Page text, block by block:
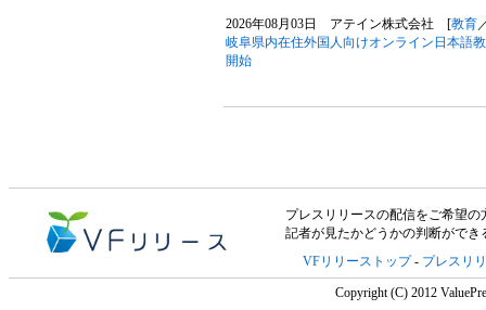
2026年08月03日 アテイン株式会社 [教育
岐阜県内在住外国人向けオンライン日本語
開始
プレスリリースの配信をご希望の
記者が見たかどうかの判断がで
VFリリーストップ- プレスリ
Copyright (C) 2012